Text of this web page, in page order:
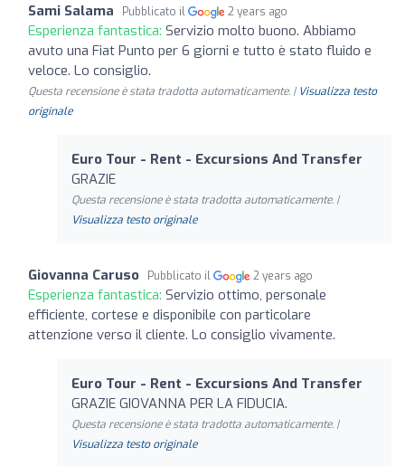
Sami Salama Pubblicato il 2 years ago
Esperienza fantastica: Servizio molto buono. Abbiamo
avuto una Fiat Punto per 6 giorni e tutto è stato fluido e
veloce. Lo consiglio.
Questa recensione è stata tradotta automaticamente. | Visualizza testo
originale
Euro Tour - Rent - Excursions And Transfer
GRAZIE
Questa recensione è stata tradotta automaticamente. |
Visualizza testo originale
Giovanna Caruso Pubblicato il 2 years ago
Esperienza fantastica: Servizio ottimo, personale
efficiente, cortese e disponibile con particolare
attenzione verso il cliente. Lo consiglio vivamente.
Euro Tour - Rent - Excursions And Transfer
GRAZIE GIOVANNA PER LA FIDUCIA.
Questa recensione è stata tradotta automaticamente. |
Visualizza testo originale